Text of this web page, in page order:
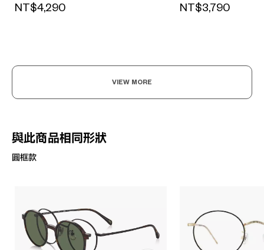
NT$4,290 NT$3,790
VIEW MORE
與此商品相同形狀
圓框款